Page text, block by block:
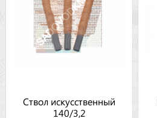
Ствол искусственный
140/3,2